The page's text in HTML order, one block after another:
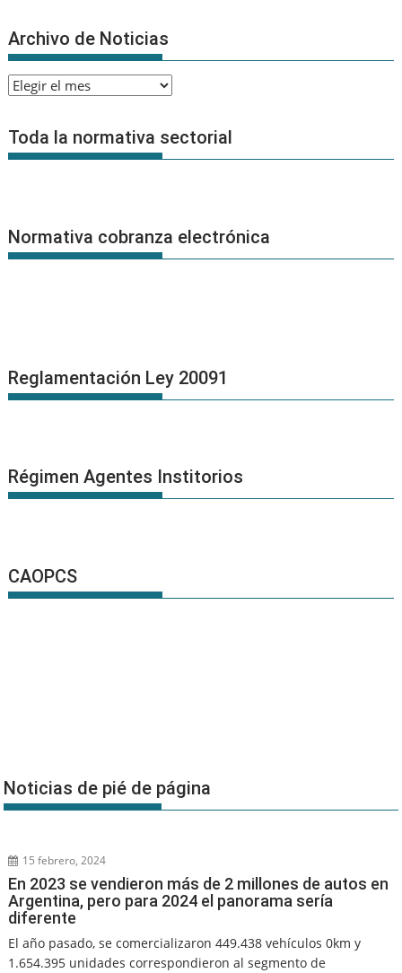
Archivo de Noticias
Archivo
Noticias
Toda la normativa sectorial
Normativa cobranza electrónica
Reglamentación Ley 20091
Régimen Agentes Institorios
CAOPCS
Noticias de pié de página
15 febrero, 2024
En 2023 se vendieron más de 2 millones de autos en
Argentina, pero para 2024 el panorama sería
diferente
El año pasado, se comercializaron 449.438 vehículos 0km y
1.654.395 unidades correspondieron al segmento de